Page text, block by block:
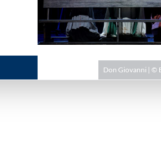
Don Giovanni | ©